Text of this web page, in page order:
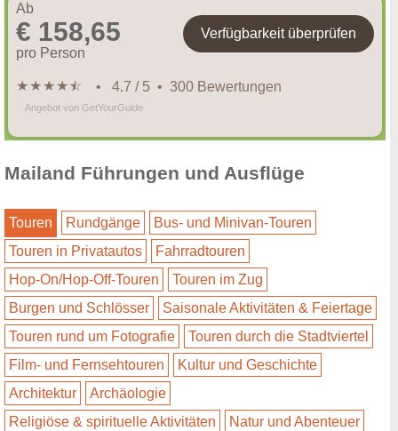
Ab
€ 158,65
pro Person
Verfügbarkeit überprüfen
★★★★★
☆ • 4.7 / 5 • 300 Bewertungen
Angebot von GetYourGuide
Mailand Führungen und Ausflüge
Touren Rundgänge
Bus- und Minivan-Touren
Touren in Privatautos
Fahrradtouren
Hop-On/Hop-Off-Touren
Touren im Zug
Burgen und Schlösser
Saisonale Aktivitäten & Feiertage
Touren rund um Fotografie
Touren durch die Stadtviertel
Film- und Fernsehtouren
Kultur und Geschichte
Architektur
Archäologie
Religiöse & spirituelle Aktivitäten
Natur und Abenteuer